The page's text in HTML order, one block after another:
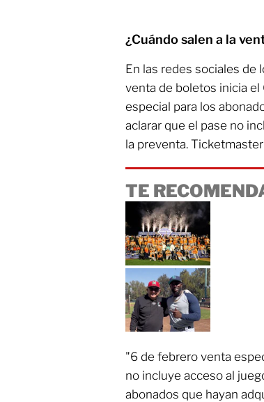
¿Cuándo salen a la
En las redes sociales de
venta de boletos inicia
especial para los
aclarar que el pase no
la preventa.
TE
"6 de febrero venta
no incluye acceso al
abonados que hayan